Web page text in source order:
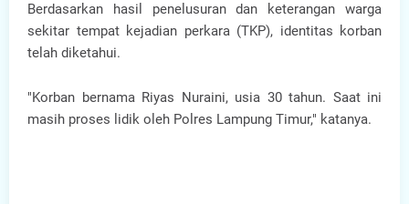
Berdasarkan hasil penelusuran dan keterangan warga
sekitar tempat kejadian perkara (TKP), identitas korban
telah diketahui.
"Korban bernama Riyas Nuraini, usia 30 tahun. Saat ini
masih proses lidik oleh Polres Lampung Timur," katanya.